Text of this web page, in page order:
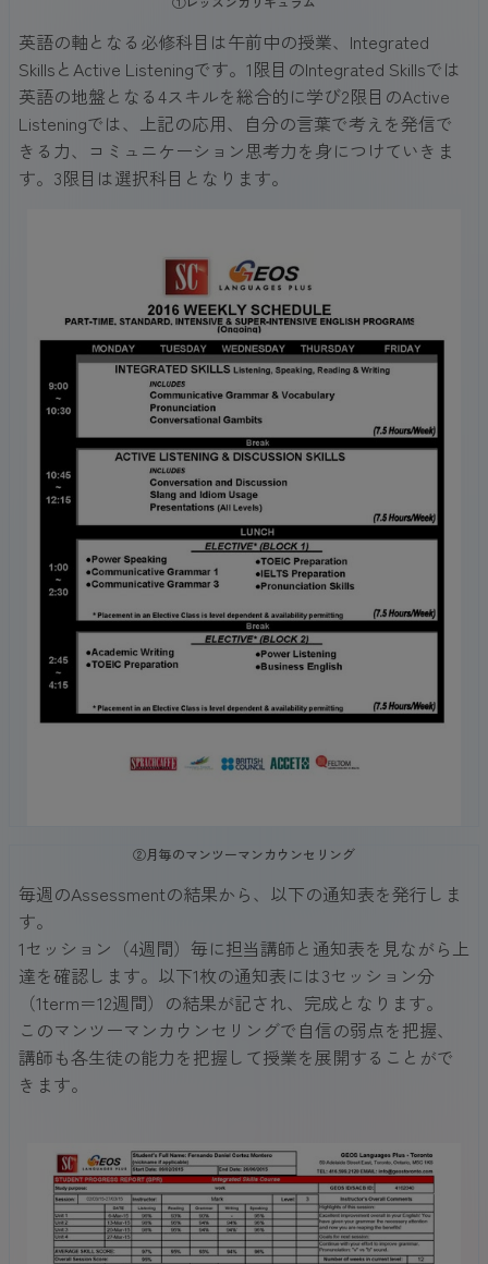
英語の軸となる必修科目は午前中の授業、Integrated
SkillsとActive Listeningです。1限目のIntegrated Skillsでは
英語の地盤となる4スキルを総合的に学び2限目のActive
Listeningでは、上記の応用、自分の言葉で考えを発信で
きる力、コミュニケーション思考力を身につけていきま
す。3限目は選択科目となります。
②月毎のマンツーマンカウンセリング
毎週のAssessmentの結果から、以下の通知表を発行しま
す。
1セッション（4週間）毎に担当講師と通知表を見ながら上
達を確認します。以下1枚の通知表には3セッション分
（1term＝12週間）の結果が記され、完成となります。
このマンツーマンカウンセリングで自信の弱点を把握、
講師も各生徒の能力を把握して授業を展開することがで
きます。